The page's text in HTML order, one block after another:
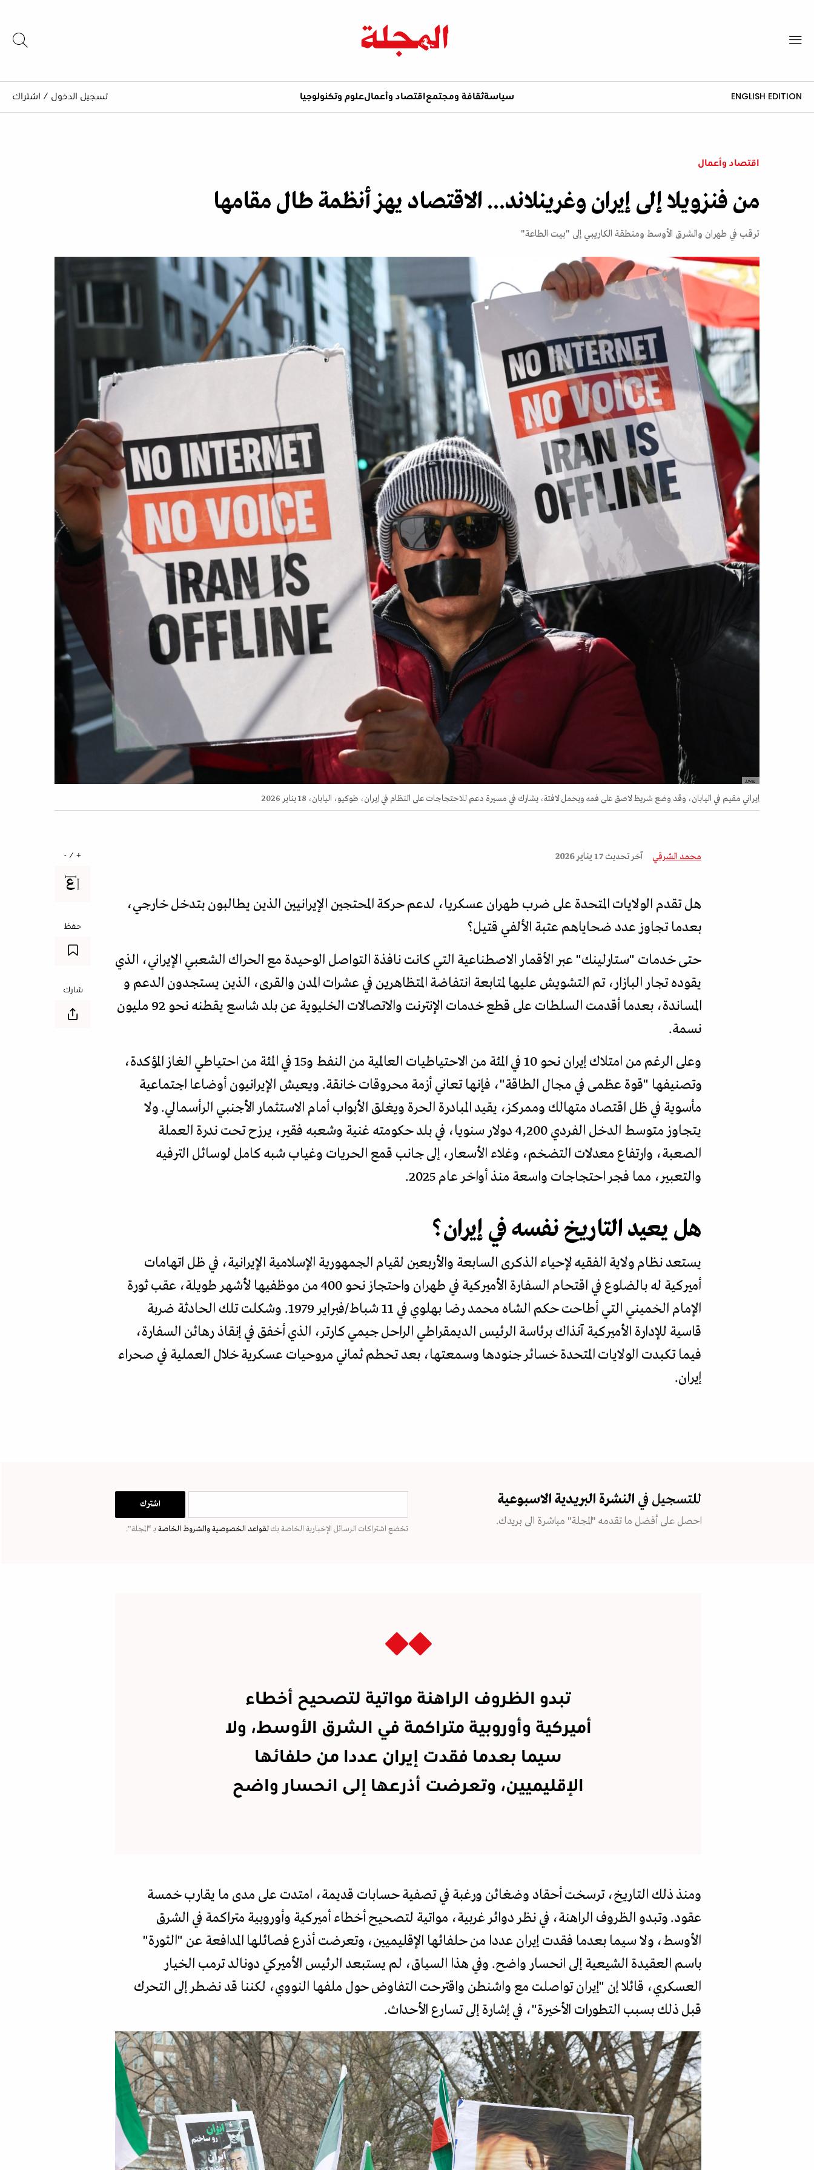
ENGLISH EDITION سياسةثقافة ومجتمع اقتصاد وأعمالعلوم وتكنولوجيا تسجيل الدخول / اشتراك
اقتصاد وأعمال
من فنزويلا إلى إيران وغرينلاند... الاقتصاد يهز أنظمة طال مقامها
ترقب في طهران والشرق الأوسط ومنطقة الكاريبي إلى "بيت الطاعة"
رويترز
إيراني مقيم في اليابان، وقد وضع شريط لاصق على فمه ويحمل لافتة، يشارك في مسيرة دعم للاحتجاجات على النظام في إيران، طوكيو، اليابان، 18 يناير 2026
محمد الشرقي آخر تحديث 17 يناير 2026
هل تقدم الولايات المتحدة على ضرب طهران عسكريا، لدعم حركة المحتجين الإيرانيين الذين يطالبون بتدخل خارجي،
بعدما تجاوز عدد ضحاياهم عتبة الألفي قتيل؟
حتى خدمات "ستارلينك" عبر الأقمار الاصطناعية التي كانت نافذة التواصل الوحيدة مع الحراك الشعبي الإيراني، الذي
يقوده تجار البازار، تم التشويش عليها لمتابعة انتفاضة المتظاهرين في عشرات المدن والقرى، الذين يستجدون الدعم و
المساندة، بعدما أقدمت السلطات على قطع خدمات الإنترنت والاتصالات الخليوية عن بلد شاسع يقطنه نحو 92 مليون
نسمة.
وعلى الرغم من امتلاك إيران نحو 10 في المئة من الاحتياطيات العالمية من النفط و15 في المئة من احتياطي الغاز المؤكدة،
وتصنيفها "قوة عظمى في مجال الطاقة"، فإنها تعاني أزمة محروقات خانقة. ويعيش الإيرانيون أوضاعا اجتماعية
مأسوية في ظل اقتصاد متهالك وممركز، يقيد المبادرة الحرة ويغلق الأبواب أمام الاستثمار الأجنبي الرأسمالي. ولا
يتجاوز متوسط الدخل الفردي 4,200 دولار سنويا، في بلد حكومته غنية وشعبه فقير، يرزح تحت ندرة العملة
الصعبة، وارتفاع معدلات التضخم، وغلاء الأسعار، إلى جانب قمع الحريات وغياب شبه كامل لوسائل الترفيه
والتعبير، مما فجر احتجاجات واسعة منذ أواخر عام 2025.
هل يعيد التاريخ نفسه في إيران؟
يستعد نظام ولاية الفقيه لإحياء الذكرى السابعة والأربعين لقيام الجمهورية الإسلامية الإيرانية، في ظل اتهامات
أميركية له بالضلوع في اقتحام السفارة الأميركية في طهران واحتجاز نحو 400 من موظفيها لأشهر طويلة، عقب ثورة
الإمام الخميني التي أطاحت حكم الشاه محمد رضا بهلوي في 11 شباط/فبراير 1979. وشكلت تلك الحادثة ضربة
قاسية للإدارة الأميركية آنذاك برئاسة الرئيس الديمقراطي الراحل جيمي كارتر، الذي أخفق في إنقاذ رهائن السفارة،
فيما تكبدت الولايات المتحدة خسائر جنودها وسمعتها، بعد تحطم ثماني مروحيات عسكرية خلال العملية في صحراء
إيران.
للتسجيل في النشرة البريدية الاسبوعية
احصل على أفضل ما تقدمه "المجلة" مباشرة الى بريدك.
تخضع اشتراكات الرسائل الإخبارية الخاصة بكلقواعد الخصوصيةوالشروط الخاصة بـ “المجلة".
تبدو الظروف الراهنة مواتية لتصحيح أخطاء
أميركية وأوروبية متراكمة في الشرق الأوسط، ولا
سيما بعدما فقدت إيران عددا من حلفائها
الإقليميين، وتعرضت أذرعها إلى انحسار واضح
ومنذ ذلك التاريخ، ترسخت أحقاد وضغائن ورغبة في تصفية حسابات قديمة، امتدت على مدى ما يقارب خمسة
عقود. وتبدو الظروف الراهنة، في نظر دوائر غربية، مواتية لتصحيح أخطاء أميركية وأوروبية متراكمة في الشرق
الأوسط، ولا سيما بعدما فقدت إيران عددا من حلفائها الإقليميين، وتعرضت أذرع فصائلها المدافعة عن "الثورة"
باسم العقيدة الشيعية إلى انحسار واضح. وفي هذا السياق، لم يستبعد الرئيس الأميركي دونالد ترمب الخيار
العسكري، قائلا إن "إيران تواصلت مع واشنطن واقترحت التفاوض حول ملفها النووي، لكننا قد نضطر إلى التحرك
قبل ذلك بسبب التطورات الأخيرة"، في إشارة إلى تسارع الأحداث.
+ / -
حفظ
شارك